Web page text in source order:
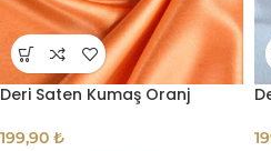
Deri Saten Kumaş Oranj
199,90 ₺